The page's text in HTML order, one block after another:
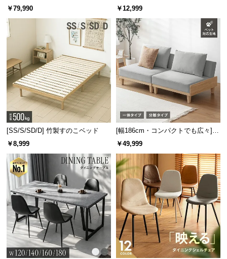
奥行き
約210.8㎝
風通しの良いすのこ板
通気性に優れたすのこ板は湿気やカビ対策に最適。
オールシーズンを通して快適な睡眠をサポートしま
ニングテーブル 6人掛け 天然木突
板 美しい格子デザイン
￥79,990
キャスター付き 上下左右角度調節
￥12,999
[SS/S/SD/D] 竹製すのこベッド
￥8,999
[幅186cm・コンパクトでも広々] 3
人掛けソファベッド リクライニン
￥49,999